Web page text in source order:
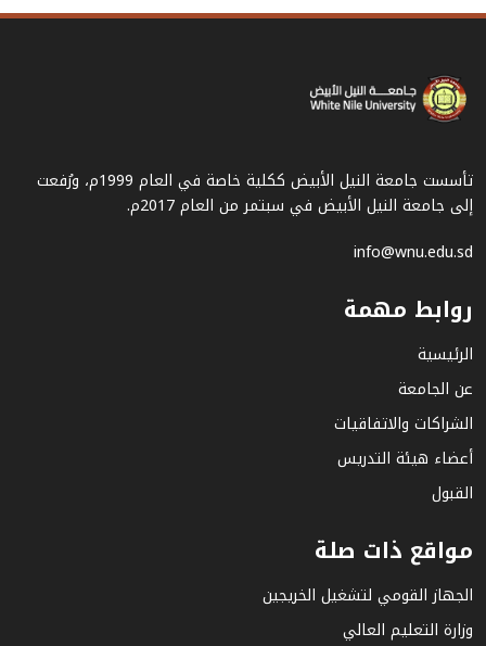
تأسست جامعة النيل الأبيض ككلية خاصة في العام 1999م، ورُفعت
إلى جامعة النيل الأبيض في سبتمر من العام 2017م.
info@wnu.edu.sd
روابط مهمة
الرئيسية
عن الجامعة
الشراكات والاتفاقيات
أعضاء هيئة التدريس
القبول
مواقع ذات صلة
الجهاز القومي لتشغيل الخريجين
وزارة التعليم العالي